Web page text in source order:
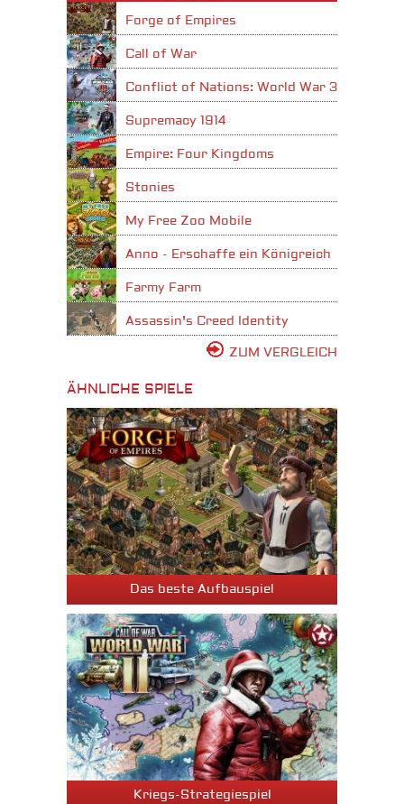
Forge of Empires
Call of War
Conflict of Nations: World War 3
Supremacy 1914
Empire: Four Kingdoms
Stonies
My Free Zoo Mobile
Anno - Erschaffe ein Königreich
Farmy Farm
Assassin's Creed Identity
ZUM VERGLEICH
ÄHNLICHE SPIELE
Das beste Aufbauspiel
Kriegs-Strategiespiel